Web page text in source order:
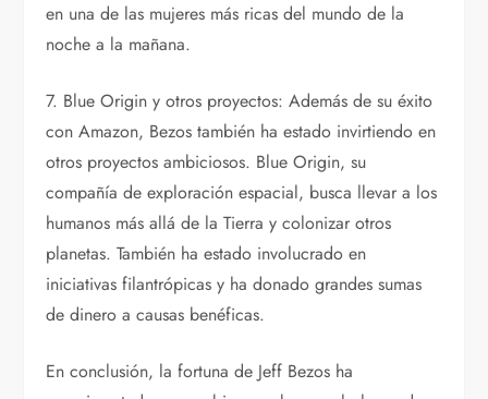
en una de las mujeres más ricas del mundo de la
noche a la mañana.
7. Blue Origin y otros proyectos: Además de su éxito
con Amazon, Bezos también ha estado invirtiendo en
otros proyectos ambiciosos. Blue Origin, su
compañía de exploración espacial, busca llevar a los
humanos más allá de la Tierra y colonizar otros
planetas. También ha estado involucrado en
iniciativas filantrópicas y ha donado grandes sumas
de dinero a causas benéficas.
En conclusión, la fortuna de Jeff Bezos ha